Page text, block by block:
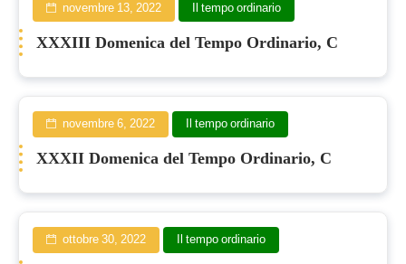
novembre 13, 2022 Il tempo ordinario
XXXIII Domenica del Tempo Ordinario, C
novembre 6, 2022 Il tempo ordinario
XXXII Domenica del Tempo Ordinario, C
ottobre 30, 2022 Il tempo ordinario